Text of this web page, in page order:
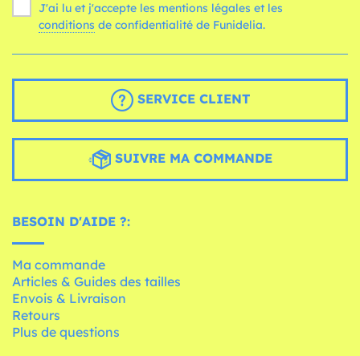
J'ai lu et j'accepte les mentions légales et les
conditions de confidentialité de Funidelia.
SERVICE CLIENT
SUIVRE MA COMMANDE
BESOIN D'AIDE ?:
Ma commande
Articles & Guides des tailles
Envois & Livraison
Retours
Plus de questions